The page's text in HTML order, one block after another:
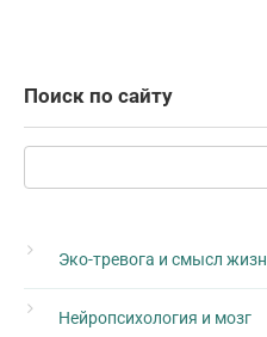
Поиск по сайту
Поиск:
Эко-тревога и смысл
Нейропсихология и мозг